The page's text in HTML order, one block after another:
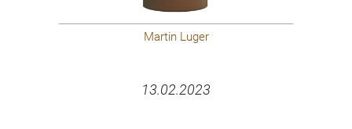
Martin Luger
13.02.2023